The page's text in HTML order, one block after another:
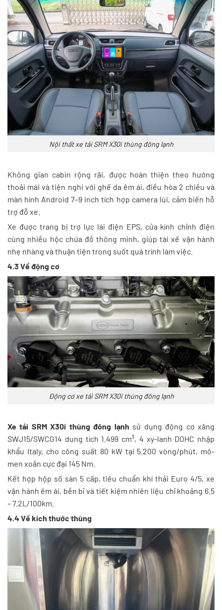
Nội thất xe tải SRM X30i thùng đông lạnh
Không gian cabin rộng rãi, được hoàn thiện theo hướng
thoải mái và tiện nghi với ghế da êm ái, điều hòa 2 chiều và
màn hình Android 7–9 inch tích hợp camera lùi, cảm biến hỗ
trợ đỗ xe.
Xe được trang bị trợ lực lái điện EPS, cửa kính chỉnh điện
cùng nhiều hộc chứa đồ thông minh, giúp tài xế vận hành
nhẹ nhàng và thuận tiện trong suốt quá trình làm việc.
4.3 Về động cơ
Động cơ xe tải SRM X30i thùng đông lạnh
Xe tải SRM X30i thùng đông lạnh sử dụng động cơ xăng
SWJ15/SWCG14 dung tích 1.499 cm³, 4 xy-lanh DOHC nhập
khẩu Italy, cho công suất 80 kW tại 5.200 vòng/phút, mô-
men xoắn cực đại 145 Nm.
Kết hợp hộp số sàn 5 cấp, tiêu chuẩn khí thải Euro 4/5, xe
vận hành êm ái, bền bỉ và tiết kiệm nhiên liệu chỉ khoảng 6.5
– 7.2L/100km.
4.4 Về kích thước thùng